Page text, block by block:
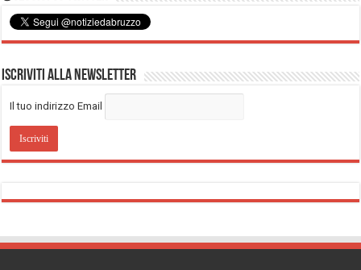
Iscriviti alla Newsletter
Il tuo indirizzo Email